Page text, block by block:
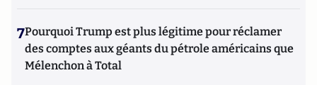
7Pourquoi Trump est plus légitime pour réclamer
des comptes aux géants du pétrole américains que
Mélenchon à Total